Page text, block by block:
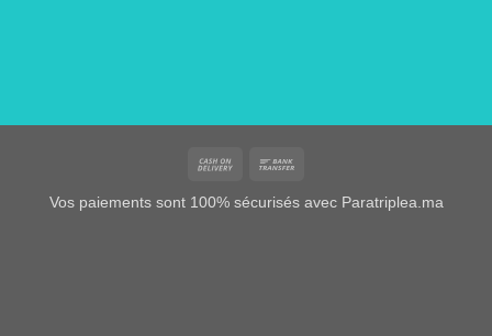
Cash
Delivery
Vos paiements sont 100% sécurisés avec Paratriplea.ma